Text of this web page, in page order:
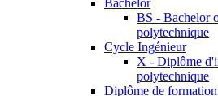
Bachelor
BS - Bachelor
polytechnique
Cycle Ingénieur
X - Diplôme
polytechnique
Diplôme de